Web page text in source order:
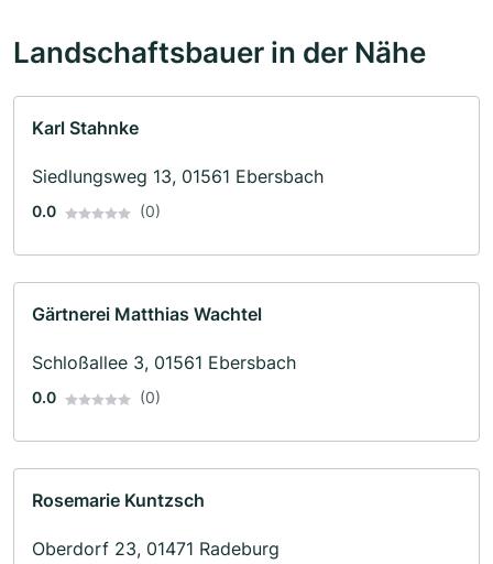
Landschaftsbauer in der Nähe
Karl Stahnke
Siedlungsweg 13, 01561 Ebersbach
0.0 (0)
Gärtnerei Matthias Wachtel
Schloßallee 3, 01561 Ebersbach
0.0 (0)
Rosemarie Kuntzsch
Oberdorf 23, 01471 Radeburg